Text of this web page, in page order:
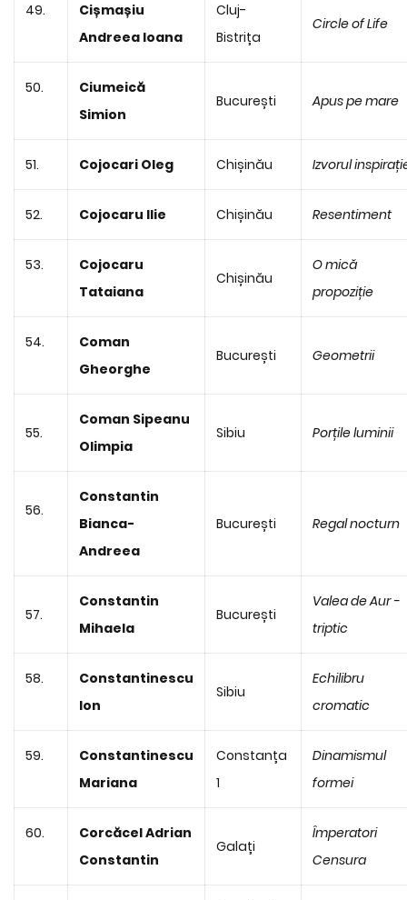
49.
Cișmașiu
Andreea Ioana
Cluj-
Bistrița
Circle of Life
50.
Ciumeică
Simion
București Apus pe mare
51. Cojocari Oleg Chișinău Izvorul
52. Cojocaru Ilie Chișinău Resentiment
53.
Cojocaru
Tataiana
Chișinău
O mică
propoziție
54.
Coman
Gheorghe
București Geometrii
55.
Coman Sipeanu
Olimpia
Sibiu Porțile luminii
56.
Constantin
Bianca-
Andreea
București Regal nocturn
57.
Constantin
Mihaela
București
Valea de Aur -
triptic
58.
Constantinescu
Ion
Sibiu
Echilibru
cromatic
59.
Constantinescu
Mariana
Constanța
1
Dinamismul
formei
60.
Corcăcel Adrian
Constantin
Galați
Împeratori
Censura